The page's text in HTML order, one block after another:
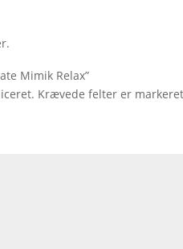
Mimik Relax”
Krævede felter er